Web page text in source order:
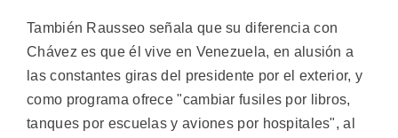
También Rausseo señala que su diferencia con
Chávez es que él vive en Venezuela, en alusión a
las constantes giras del presidente por el exterior, y
como programa ofrece "cambiar fusiles por libros,
tanques por escuelas y aviones por hospitales", al